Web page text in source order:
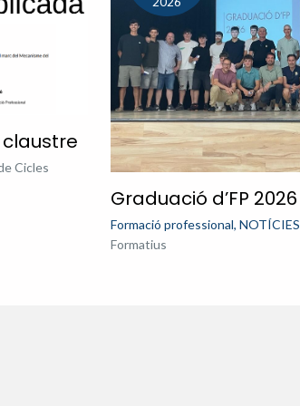
claustre
Cicles
Graduació d’FP 2026
Formació professional,NOTÍCIES
Formatius